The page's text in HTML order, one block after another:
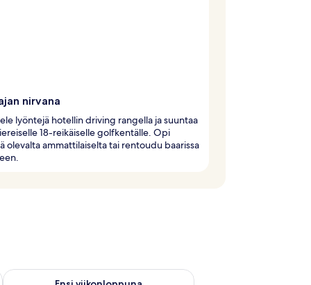
nirvana
lyöntejä hotellin driving rangella ja suuntaa
18-reikäiselle golfkentälle. Opi
olevalta ammattilaiselta tai rentoudu baarissa
14 - elok. 16
Tarkista ensi viikonlopun saatavuus elok. 21 - elok. 23